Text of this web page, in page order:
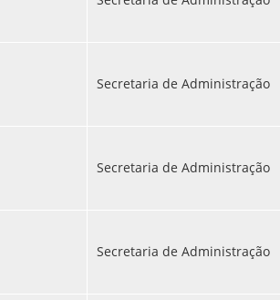
Secretaria de Administração
Secretaria de Administração
Secretaria de Administração